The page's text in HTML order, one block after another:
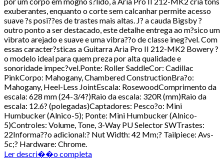
exuberantes, enquanto o corte sem calcanhar permite acesso
suave ?s posi??es de trastes mais altas. J? a cauda Bigsby ?
outro ponto a ser destacado, este detalhe entrega ao m?sico um
vibrato arejado e suave e uma vibra??o de classe ineg?vel. Com
essas caracter?sticas a Guitarra Aria Pro II 212-MK2 Bowery ?
o modelo ideal para quem preza por alta qualidade e
sonoridade impec?vel.Ponte: Roller SaddleCor: Cadillac
PinkCorpo: Mahogany, Chambered ConstructionBra?o:
Mahogany, Heel-Less JointEscala: RosewoodComprimento da
escala: 628 mm (24-3/4?)Raio da escala: 320R (mm)Raio da
escala: 12.6? (polegadas)Captadores: Pesco?o: Mini
Humbucker (Alnico-5); Ponte: Mini Humbucker (Alnico-
5)Controles: Volume, Tone, 3-Way PU Selector SWTrastes:
22Informa??o adicional:? Nut Width: 42 Mm;? Tailpiece: Avs-
5c;? Hardware: Chrome.
Ler descri��o completa